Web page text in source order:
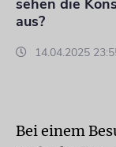
sehen die
aus?
14.04.2025
Bei einem